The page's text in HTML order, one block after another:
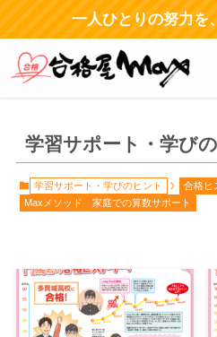
一人ひとりの努力
学習サポート・学び
学習サポート・学びのヒント 合格ヒ
Maxメソッド
家庭での算数サポート